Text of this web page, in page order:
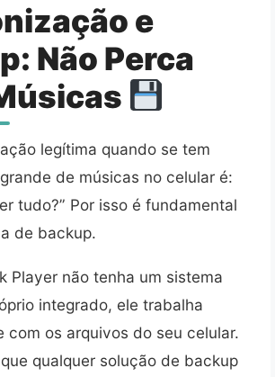
e
Não Perca
legítima quando se tem
de músicas no celular é:
tudo?” Por isso é fundamental
de backup.
Player não tenha um sistema
integrado, ele trabalha
com os arquivos do seu celular.
qualquer solução de backup